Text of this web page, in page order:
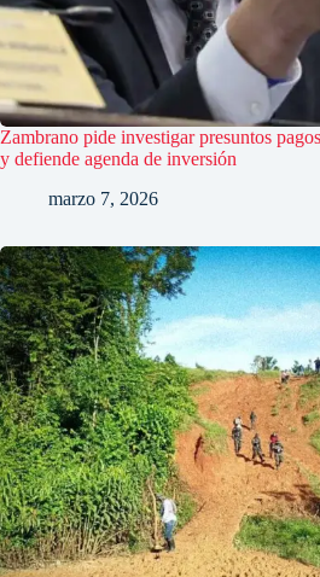
Zambrano pide investigar presuntos
y defiende agenda de inversión
marzo 7, 2026